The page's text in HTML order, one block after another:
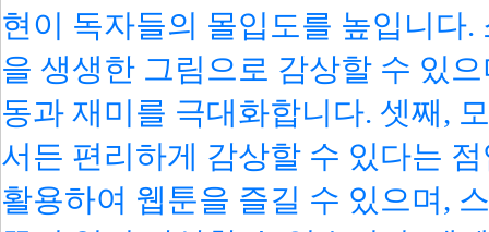
현이 독자들의 몰입도를 높입니다
을 생생한 그림으로 감상할 수 있
동과 재미를 극대화합니다. 셋째,
서든 편리하게 감상할 수 있다는
활용하여 웹툰을 즐길 수 있으며,